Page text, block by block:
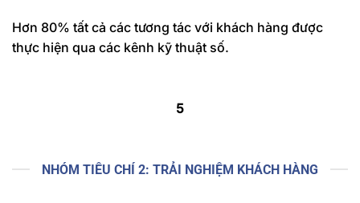
Hơn 80% tất cả các tương tác với khách hàng được
thực hiện qua các kênh kỹ thuật số.
5
NHÓM TIÊU CHÍ 2: TRẢI NGHIỆM KHÁCH HÀNG